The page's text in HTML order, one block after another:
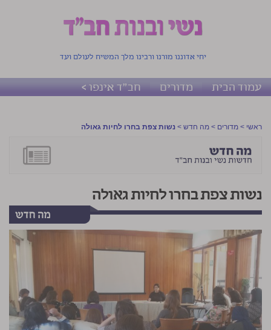
יחי אדוננו מורנו ורבינו מלך המשיח לעולם ועד
עמוד הבית מדורים חב"ד אינפו >
ראשי > מדורים > מה חדש > נשות צפת בחרו לחיות גאולה
נשות צפת בחרו לחיות גאולה